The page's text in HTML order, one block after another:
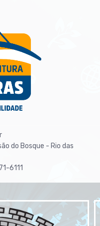
do Bosque - Rio das
6111